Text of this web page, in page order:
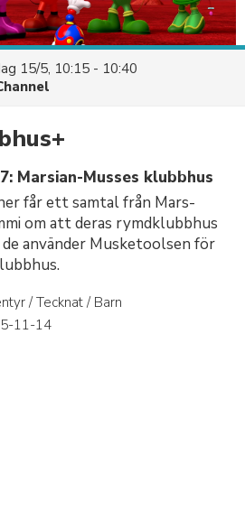
15/5, 10:15 - 10:40
Marsian-Musses klubbhus
får ett samtal från Mars-
om att deras rymdklubbhus
använder Musketoolsen för
/ Tecknat / Barn
11-14